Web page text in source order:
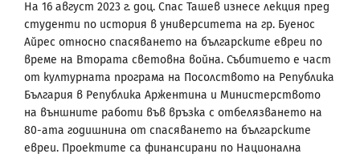
На 16 август 2023 г. доц. Спас Ташев изнесе лекция пред
студенти по история в университета на гр. Буенос
Айрес относно спасяването на българските евреи по
време на Втората световна война. Събитието е част
от културната програма на Посолството на Република
България в Република Аржентина и Министерството
на външните работи във връзка с отбелязването на
80-ата годишнина от спасяването на българските
евреи. Проектите са финансирани по Национална